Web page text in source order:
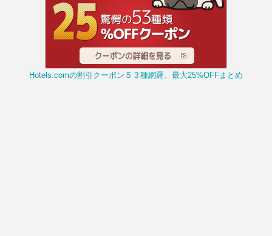
Hotels.comの割引クーポン５３種網羅、最大25%OFFまとめ